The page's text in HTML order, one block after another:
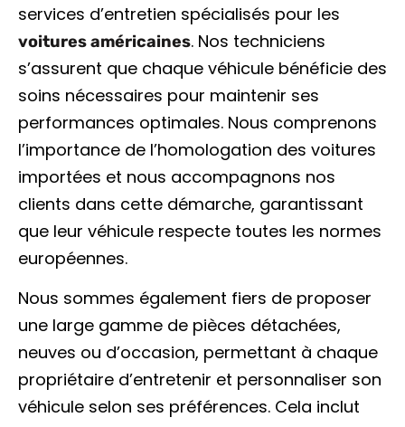
services d’entretien spécialisés pour les
voitures américaines. Nos techniciens
s’assurent que chaque véhicule bénéficie des
soins nécessaires pour maintenir ses
performances optimales. Nous comprenons
l’importance de l’homologation des voitures
importées et nous accompagnons nos
clients dans cette démarche, garantissant
que leur véhicule respecte toutes les normes
européennes.
Nous sommes également fiers de proposer
une large gamme de pièces détachées,
neuves ou d’occasion, permettant à chaque
propriétaire d’entretenir et personnaliser son
véhicule selon ses préférences. Cela inclut